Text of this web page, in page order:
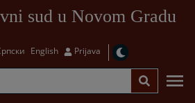
sud u Novom Gradu
English Prijava